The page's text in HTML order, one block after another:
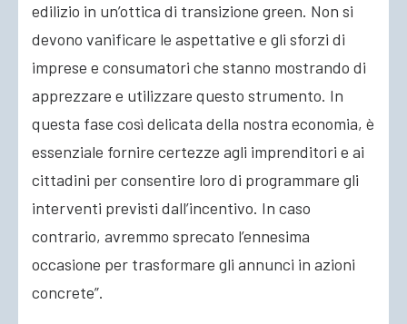
edilizio in un’ottica di transizione green. Non si
devono vanificare le aspettative e gli sforzi di
imprese e consumatori che stanno mostrando di
apprezzare e utilizzare questo strumento. In
questa fase così delicata della nostra economia, è
essenziale fornire certezze agli imprenditori e ai
cittadini per consentire loro di programmare gli
interventi previsti dall’incentivo. In caso
contrario, avremmo sprecato l’ennesima
occasione per trasformare gli annunci in azioni
concrete”.